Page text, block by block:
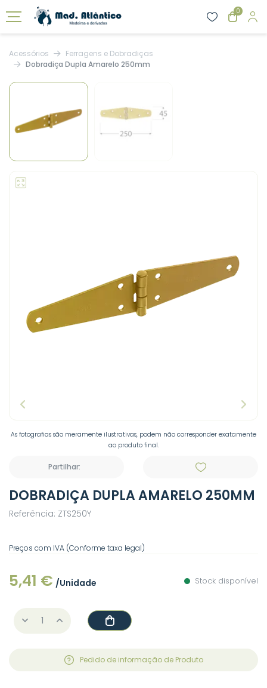
0
Acessórios
Ferragens e Dobradiças
Dobradiça Dupla Amarelo 250mm
As fotografias são meramente ilustrativas, podem não corresponder exatamente
ao produto final.
Partilhar:
DOBRADIÇA DUPLA AMARELO 250MM
Referência: ZTS250Y
Preços com IVA (Conforme taxa legal)
5,41 € /Unidade Stock disponível
Pedido de informação de Produto